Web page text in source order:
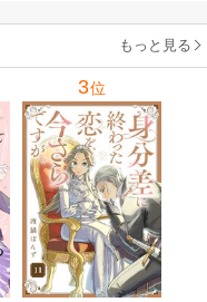
もっと見る
3位